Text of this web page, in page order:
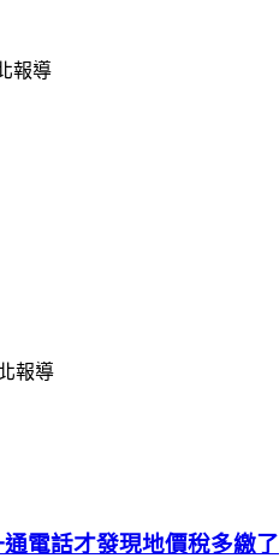
報導
報導
電話才發現地價稅多繳了